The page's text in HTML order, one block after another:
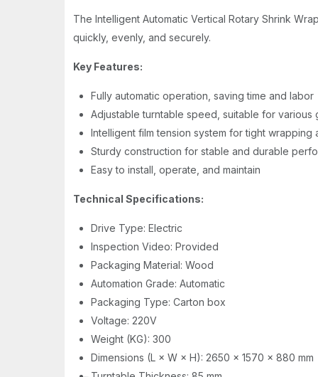
The Intelligent Automatic Vertical Rotary Shrink
quickly, evenly, and securely.
Key Features:
Fully automatic operation, saving time and labor
Adjustable turntable speed, suitable for various
Intelligent film tension system for tight wrapping
Sturdy construction for stable and durable
Easy to install, operate, and maintain
Technical Specifications:
Drive Type: Electric
Inspection Video: Provided
Packaging Material: Wood
Automation Grade: Automatic
Packaging Type: Carton box
Voltage: 220V
Weight (KG): 300
Dimensions (L × W × H): 2650 × 1570 × 880 mm